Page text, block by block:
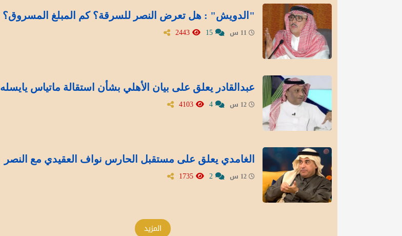
"الدويش" : هل تعرض النصر للسرقة؟ كم المبلغ المسروق؟
عبدالقادر يعلق على بيان الأهلي بشأن استقالة ماتياس يايسله
الغامدي يعلق على مستقبل الحارس نواف العقيدي مع النصر
المزيد